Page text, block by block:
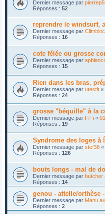
Dernier message par
Réponses : 52
reprendre le windsurf,
Dernier message par
Réponses : 16
cote félée ou grosse
Dernier message par
Réponses : 15
Rien dans les bras,
Dernier message par utestit «
Réponses : 24
grosse "béquille" à la
Dernier message par FiFi «
Réponses : 19
Syndrome des loges à
Dernier message par stef38 «
Réponses : 126
bouts longs - mal de
Dernier message par butcher
Réponses : 14
genou - attelle/orthèse
Dernier message par Manu
Réponses : 2